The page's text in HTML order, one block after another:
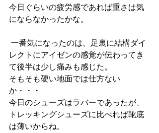
今日ぐらいの疲労感であれば重さは気
にならなかったかな。
レクトにアイゼンの感覚が伝わってき
て後半は少し痛みも感じた。
そもそも硬い地面では仕方ない
か・・・
今日のシューズはラバーであったが、
トレッキングシューズに比べれば靴底
は薄いからね。